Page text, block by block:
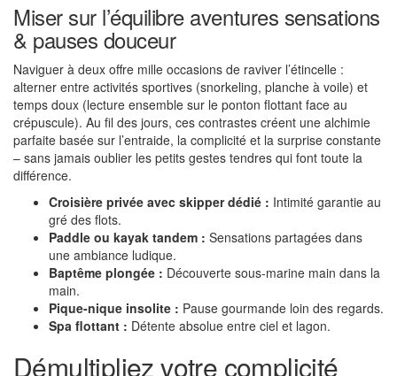
Miser sur l’équilibre aventures sensations
& pauses douceur
Naviguer à deux offre mille occasions de raviver l’étincelle :
alterner entre activités sportives (snorkeling, planche à voile) et
temps doux (lecture ensemble sur le ponton flottant face au
crépuscule). Au fil des jours, ces contrastes créent une alchimie
parfaite basée sur l’entraide, la complicité et la surprise constante
– sans jamais oublier les petits gestes tendres qui font toute la
différence.
Croisière privée avec skipper dédié : Intimité garantie au
gré des flots.
Paddle ou kayak tandem : Sensations partagées dans
une ambiance ludique.
Baptême plongée : Découverte sous-marine main dans la
main.
Pique-nique insolite : Pause gourmande loin des regards.
Spa flottant : Détente absolue entre ciel et lagon.
Démultipliez votre complicité